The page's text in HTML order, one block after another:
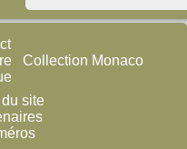
Collection Monaco
site